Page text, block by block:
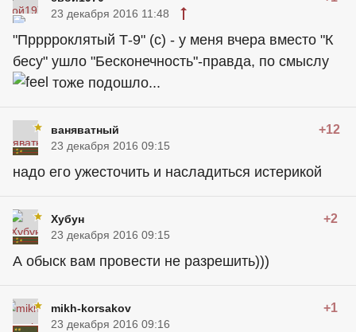
23 декабря 2016 11:48
"Прррроклятый Т-9" (с) - у меня вчера вместо "К
бесу" ушло "Бесконечность"-правда, по смыслу
тоже подошло...
ваняватный +12
23 декабря 2016 09:15
надо его ужесточить и насладиться истерикой
Хубун +2
23 декабря 2016 09:15
А обыск вам провести не разрешить)))
mikh-korsakov +1
23 декабря 2016 09:16